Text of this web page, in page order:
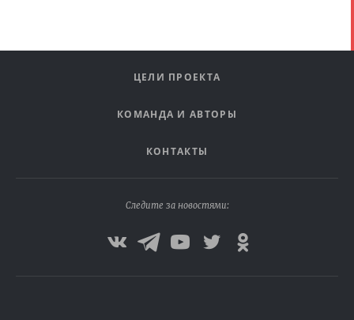
ЦЕЛИ ПРОЕКТА
КОМАНДА И АВТОРЫ
КОНТАКТЫ
Следите за новостями: